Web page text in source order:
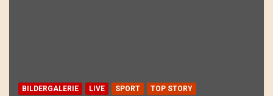
BILDERGALERIE LIVE SPORT TOP STORY